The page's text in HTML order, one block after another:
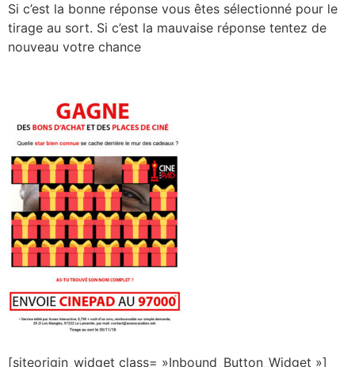
Si c’est la bonne réponse vous êtes sélectionné pour le
tirage au sort. Si c’est la mauvaise réponse tentez de
nouveau votre chance
[siteorigin_widget class= »Inbound_Button_Widget »]